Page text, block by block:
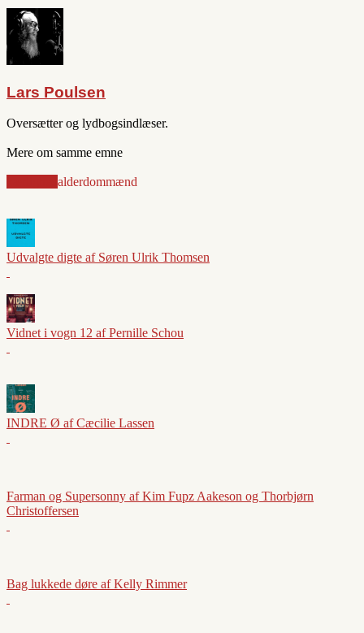
Lars Poulsen
Oversætter og lydbogsindlæser.
Mere om samme emne
alderdommænd
Udvalgte digte af Søren Ulrik Thomsen
Vidnet i vogn 12 af Pernille Schou
INDRE Ø af Cæcilie Lassen
Farman og Supersonny af Kim Fupz Aakeson og Thorbjørn
Christoffersen
Bag lukkede døre af Kelly Rimmer